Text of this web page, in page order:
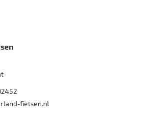
fietsen.nl